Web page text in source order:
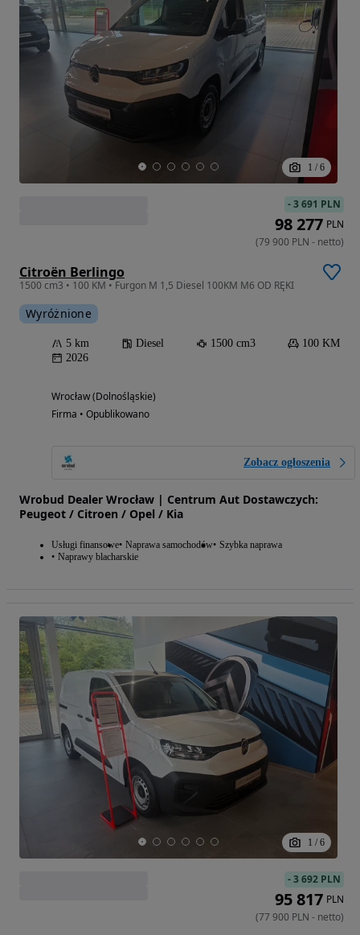
1 / 6
Citroën Berlingo
1500 cm3 • 100 KM • Furgon M 1,5 Diesel 100KM M6 OD RĘKI
Wyróżnione
5 km Diesel 1500 cm3
100 KM
2026
Wrocław (Dolnośląskie)
Firma • Opublikowano
Zobacz ogłoszenia
Wrobud Dealer Wrocław | Centrum Aut Dostawczych:
Peugeot / Citroen / Opel / Kia
Usługi finansowe Naprawa samochodów Szybka naprawa
Naprawy blacharskie
-3 691 PLN
98 277 PLN
(79 900 PLN - netto)
1 / 6
-3 692 PLN
95 817 PLN
(77 900 PLN - netto)